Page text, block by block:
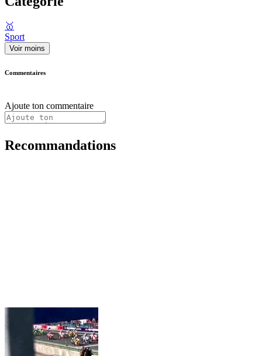
🥇
Sport
Voir moins
Commentaires
Ajoute ton commentaire
Recommandations